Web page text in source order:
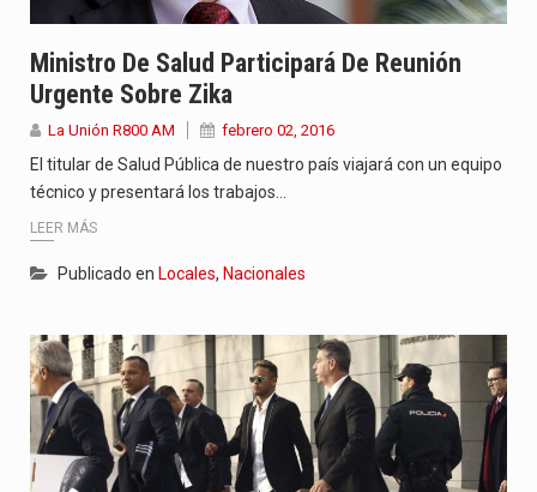
Ministro De Salud Participará De Reunión
Urgente Sobre Zika
La Unión R800 AM febrero 02, 2016
El titular de Salud Pública de nuestro país viajará con un equipo
técnico y presentará los trabajos…
LEER MÁS
Publicado en Locales, Nacionales